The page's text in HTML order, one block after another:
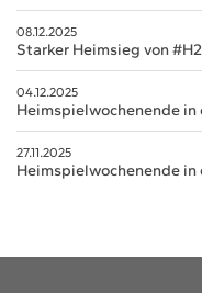
08.12.2025
Starker Heimsieg von #H2
04.12.2025
Heimspielwochenende in
27.11.2025
Heimspielwochenende in